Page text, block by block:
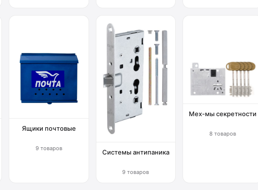
Ящики почтовые
9 товаров Системы антипаника
9 товаров
Мех-мы секретности
8 товаров